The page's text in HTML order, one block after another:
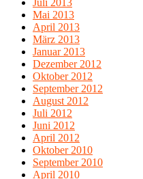
Juli 2013
Mai 2013
April 2013
März 2013
Januar 2013
Dezember 2012
Oktober 2012
September 2012
August 2012
Juli 2012
Juni 2012
April 2012
Oktober 2010
September 2010
April 2010